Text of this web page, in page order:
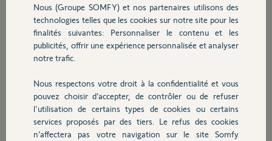
TaHoma® switch - la box
domotique pour piloter votre
logement connecté
100,00 €
Nous (Groupe SOMFY) et nos partenaires utilisons des
technologies telles que les cookies sur notre site pour les
finalités suivantes: Personnaliser le contenu et les
publicités, offrir une expérience personnalisée et analyser
notre trafic.
Nous respectons votre droit à la confidentialité et vous
pouvez choisir d’accepter, de contrôler ou de refuser
l'utilisation de certains types de cookies ou certains
services proposés par des tiers. Le refus des cookies
n’affectera pas votre navigation sur le site Somfy